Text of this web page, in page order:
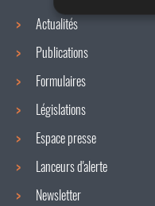
Actualités
Publications
Formulaires
Législations
Espace presse
Lanceurs d'alerte
Newsletter